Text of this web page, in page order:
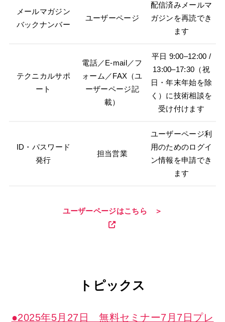
メールマガジン
バックナンバー
ユーザーページ
配信済みメールマ
ガジンを再読でき
ます
テクニカルサポ
ート
電話／E-mail／フ
ォーム／FAX（ユ
ーザーページ記
載）
平日 9:00–12:00 /
13:00–17:30（祝
日・年末年始を除
く）に技術相談を
受け付けます
ID・パスワード
発行
担当営業
ユーザーページ利
用のためのログイ
ン情報を申請でき
ます
ユーザーページはこちら ＞
トピックス
●2025年5月27日 無料セミナー7月7日プレ